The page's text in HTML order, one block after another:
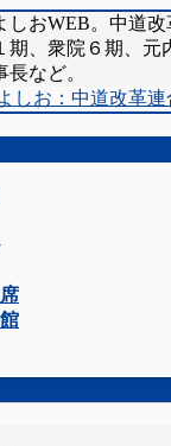
しおWEB。中道
期、衆院６期、元
など。
しお：中道改革